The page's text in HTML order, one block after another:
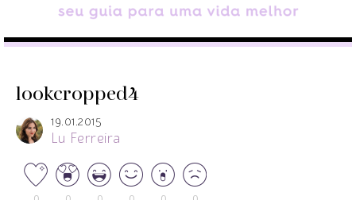
lookcropped4
19.01.2015
Lu Ferreira